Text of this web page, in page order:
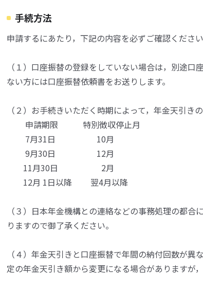
手続方法
申請するにあたり，下記の内容を必ずご確認ください
（１）口座振替の登録をしていない場合は，別途口
ない方には口座振替依頼書をお送りします。
（２）お手続きいただく時期によって，年金天引き
申請期限 特別徴収停止月
7月31日 10月
9月30日 12月
11月30日 2月
12月 1日以降 翌4月以降
（３）日本年金機構との連絡などの事務処理の都合
りますので御了承ください。
（４）年金天引きと口座振替で年間の納付回数が異
定の年金天引き額から変更になる場合がありますが